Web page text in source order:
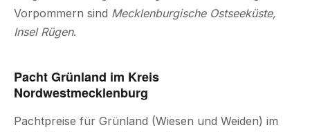
Vorpommern sind Mecklenburgische Ostseeküste,
Insel Rügen.
Pacht Grünland im Kreis
Nordwestmecklenburg
Pachtpreise für Grünland (Wiesen und Weiden) im